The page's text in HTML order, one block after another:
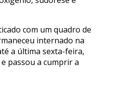
com um quadro de
internado na
a última sexta-feira,
passou a cumprir a